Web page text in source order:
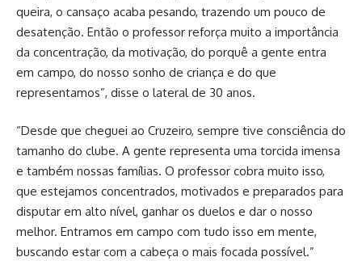
queira, o cansaço acaba pesando, trazendo um pouco de
desatenção. Então o professor reforça muito a importância
da concentração, da motivação, do porquê a gente entra
em campo, do nosso sonho de criança e do que
representamos”, disse o lateral de 30 anos.
“Desde que cheguei ao Cruzeiro, sempre tive consciência do
tamanho do clube. A gente representa uma torcida imensa
e também nossas famílias. O professor cobra muito isso,
que estejamos concentrados, motivados e preparados para
disputar em alto nível, ganhar os duelos e dar o nosso
melhor. Entramos em campo com tudo isso em mente,
buscando estar com a cabeça o mais focada possível.”